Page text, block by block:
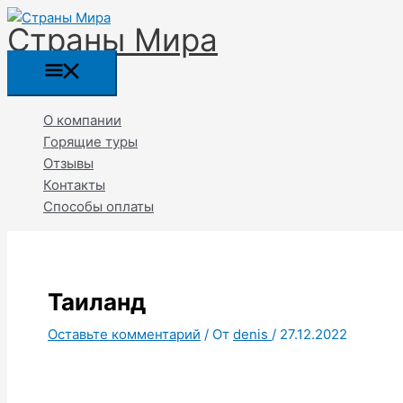
Перейти
к
содержимому
Страны Мира
Главное
меню
О компании
Горящие туры
Отзывы
Контакты
Способы оплаты
Таиланд
Оставьте комментарий / От denis / 27.12.2022
Название*
Прокрутка
вверх